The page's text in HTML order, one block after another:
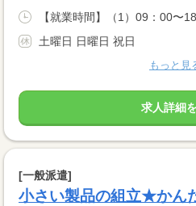
【就業時間】（1）09：00〜
土曜日 日曜日 祝日
もっと見
求人詳細
[一般派遣]
小さい製品の組立★かん